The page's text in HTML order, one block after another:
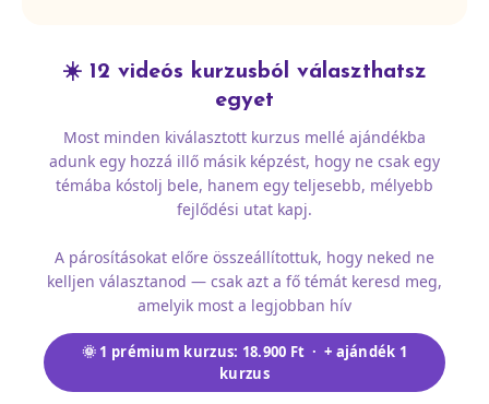
☀️ 12 videós kurzusból választhatsz
egyet
Most minden kiválasztott kurzus mellé ajándékba
adunk egy hozzá illő másik képzést, hogy ne csak egy
témába kóstolj bele, hanem egy teljesebb, mélyebb
fejlődési utat kapj.
A párosításokat előre összeállítottuk, hogy neked ne
kelljen választanod — csak azt a fő témát keresd meg,
amelyik most a legjobban hív
🌞 1 prémium kurzus: 18.900 Ft · + ajándék 1
kurzus